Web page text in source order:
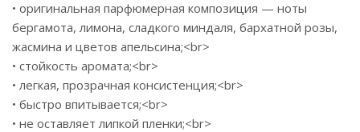
• оригинальная парфюмерная композиция — ноты
бергамота, лимона, сладкого миндаля, бархатной розы,
жасмина и цветов апельсина;<br>
• стойкость аромата;<br>
• легкая, прозрачная консистенция;<br>
• быстро впитывается;<br>
• не оставляет липкой пленки;<br>